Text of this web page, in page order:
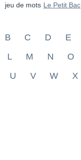
jeu de mots Le Petit Bac
B C D E
L M N O
U V W X